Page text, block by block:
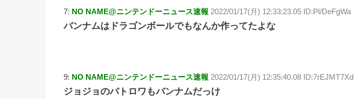
7: NO NAME@ニンテンドーニュース速報 2022/01/17(月) 12:33:23.05 ID:Pl/DeFgWa
バンナムはドラゴンボールでもなんか作ってたよな
9: NO NAME@ニンテンドーニュース速報 2022/01/17(月) 12:35:40.08 ID:7rEJMT7Xd
ジョジョのバトロワもバンナムだっけ